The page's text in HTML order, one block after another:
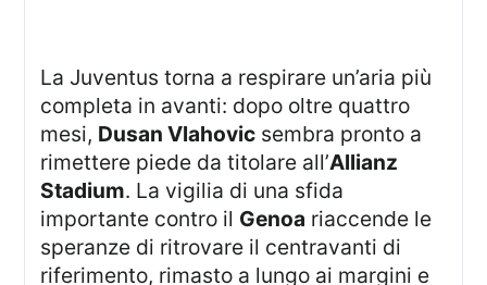
La Juventus torna a respirare un’aria più
completa in avanti: dopo oltre quattro
mesi, Dusan Vlahovic sembra pronto a
rimettere piede da titolare all’Allianz
Stadium. La vigilia di una sfida
importante contro il Genoa riaccende le
speranze di ritrovare il centravanti di
riferimento, rimasto a lungo ai margini e